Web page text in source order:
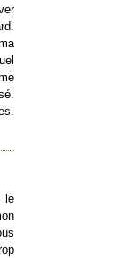
le